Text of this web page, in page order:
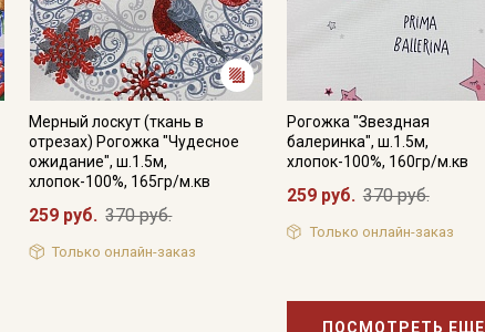
Мерный лоскут (ткань в
отрезах) Рогожка "Чудесное
ожидание", ш.1.5м,
хлопок-100%, 165гр/м.кв
259 руб. 370 руб.
Только онлайн-заказ
Рогожка "Звездная
балеринка", ш.1.5м,
хлопок-100%, 160гр/м.кв
259 руб. 370 руб.
Только онлайн-заказ
ПОСМОТРЕТЬ ЕЩЕ